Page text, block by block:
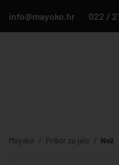
info@mayoko.hr 022 /
Mayoko Pribor za jelo Nož